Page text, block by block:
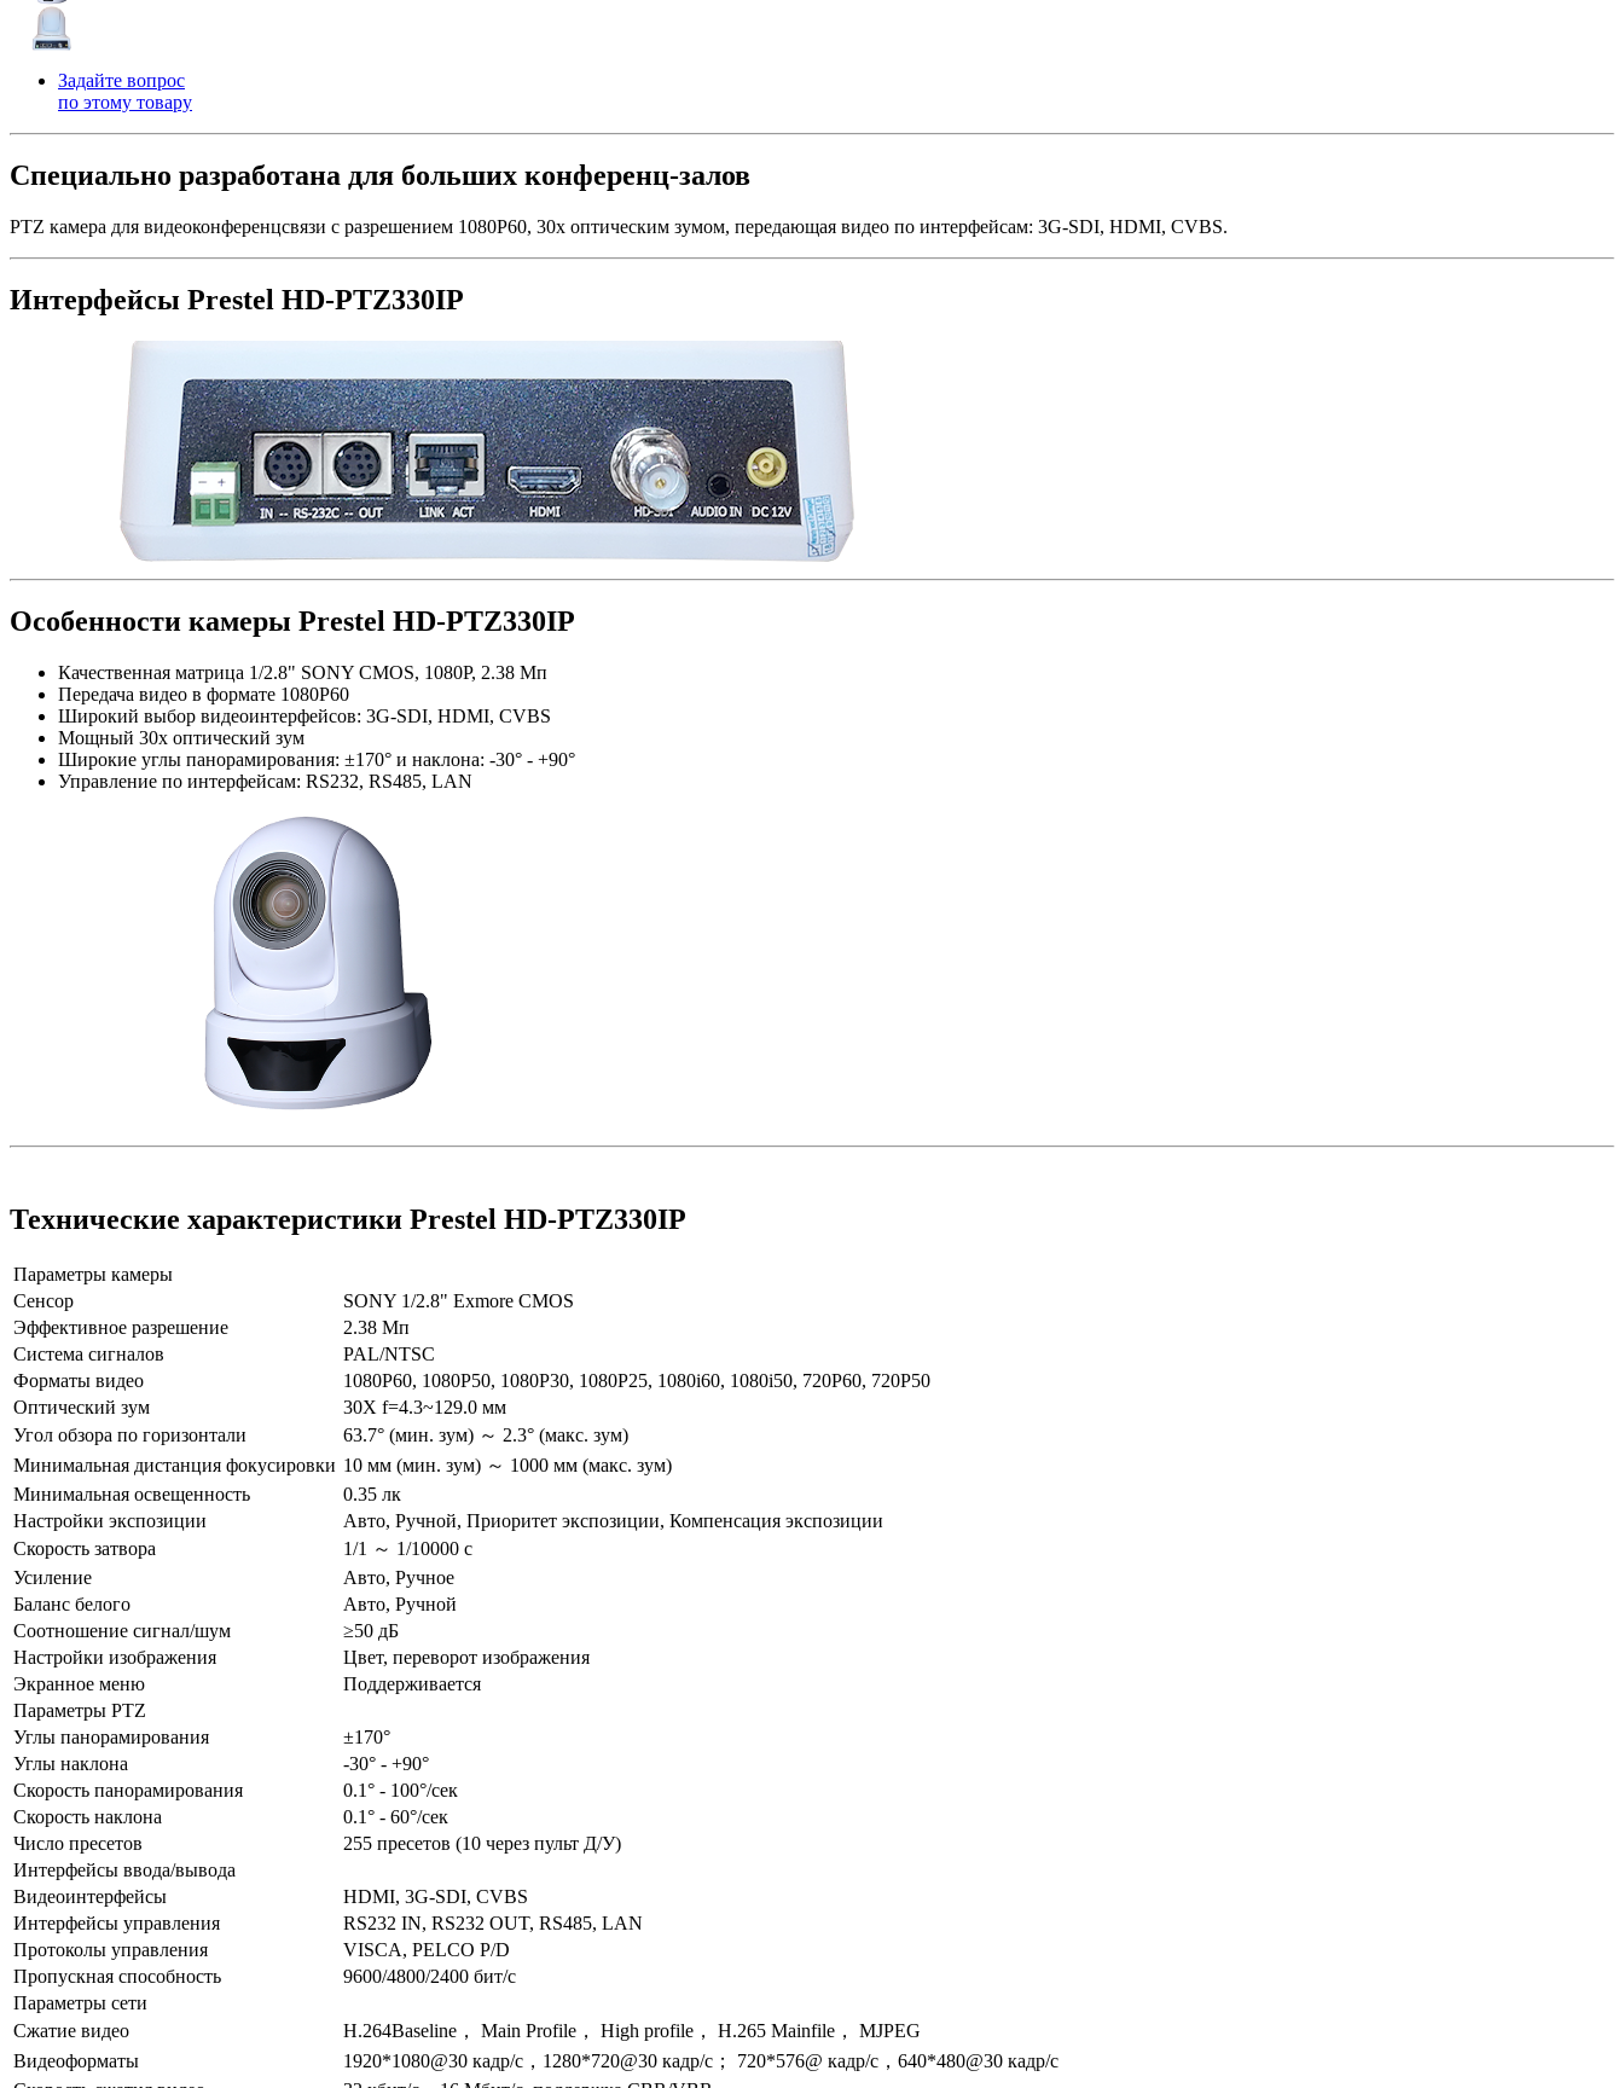
Задайте вопрос
по этому товару
Специально разработана для больших конференц-залов
PTZ камера для видеоконференцсвязи с разрешением 1080P60, 30х оптическим зумом, передающая видео по интерфейсам: 3G-SDI, HDMI, CVBS.
Интерфейсы Prestel HD-PTZ330IP
Особенности камеры Prestel HD-PTZ330IP
Качественная матрица 1/2.8" SONY CMOS, 1080P, 2.38 Мп
Передача видео в формате 1080P60
Широкий выбор видеоинтерфейсов: 3G-SDI, HDMI, CVBS
Мощный 30х оптический зум
Широкие углы панорамирования: ±170° и наклона: -30° - +90°
Управление по интерфейсам: RS232, RS485, LAN
Технические характеристики Prestel HD-PTZ330IP
Параметры камеры
Сенсор
SONY 1/2.8" Exmore CMOS
Эффективное разрешение
2.38 Мп
Система сигналов
PAL/NTSC
Форматы видео
1080P60, 1080P50, 1080P30, 1080P25, 1080i60, 1080i50, 720P60, 720P50
Оптический зум
30X f=4.3~129.0 мм
Угол обзора по горизонтали
63.7° (мин. зум) ～ 2.3° (макс. зум)
Минимальная дистанция фокусировки 10 мм (мин. зум) ～ 1000 мм (макс. зум)
Минимальная освещенность
0.35 лк
Настройки экспозиции
Авто, Ручной, Приоритет экспозиции, Компенсация экспозиции
Скорость затвора
1/1 ～ 1/10000 с
Усиление
Авто, Ручное
Баланс белого
Авто, Ручной
Соотношение сигнал/шум
≥50 дБ
Настройки изображения
Цвет, переворот изображения
Экранное меню
Поддерживается
Параметры PTZ
Углы панорамирования
±170°
Углы наклона
-30° - +90°
Скорость панорамирования
0.1° - 100°/сек
Скорость наклона
0.1° - 60°/сек
Число пресетов
255 пресетов (10 через пульт Д/У)
Интерфейсы ввода/вывода
Видеоинтерфейсы
HDMI, 3G-SDI, CVBS
Интерфейсы управления
RS232 IN, RS232 OUT, RS485, LAN
Протоколы управления
VISCA, PELCO P/D
Пропускная способность
9600/4800/2400 бит/с
Параметры сети
Сжатие видео
H.264Baseline， Main Profile， High profile， H.265 Mainfile， MJPEG
Видеоформаты
1920*1080@30 кадр/с，1280*720@30 кадр/с； 720*576@ кадр/с，640*480@30 кадр/с